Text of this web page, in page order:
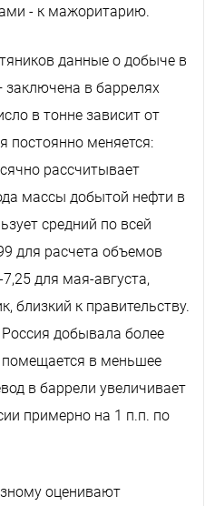
- к мажоритарию.
данные о добыче в
в баррелях
в тонне зависит от
постоянно меняется:
рассчитывает
массы добытой нефти в
средний по всей
для расчета объемов
для мая-августа,
близкий к правительству.
добывала более
в меньшее
в баррели увеличивает
примерно на 1 п.п. по
оценивают